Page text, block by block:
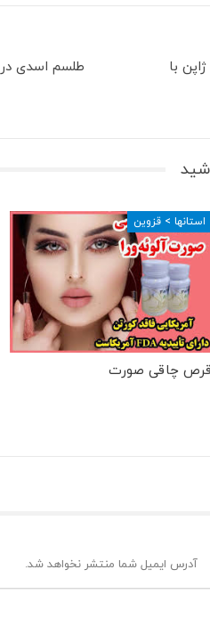
با
طلسم اسدی
استانها > قزوین
قرص چاقی صورت
آدرس ایمیل شما منتشر نخواهد شد.